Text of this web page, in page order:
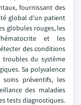
fournissant des
global d'un patient
globules rouges, les
et les
des conditions
du système
Sa polyvalence
préventifs, les
des maladies
tests diagnostiques.